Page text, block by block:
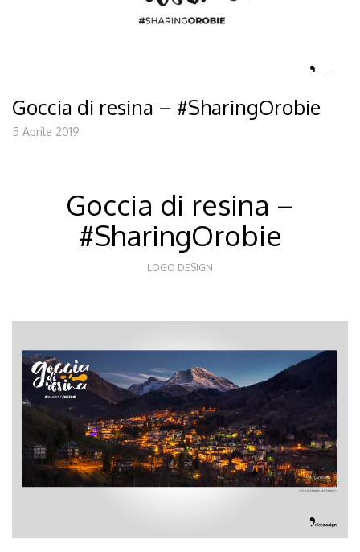
Goccia di resina – #SharingOrobie
5 Aprile 2019
Goccia di resina –
#SharingOrobie
LOGO DESIGN